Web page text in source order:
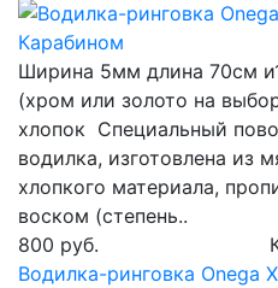
Ширина 5мм длина 70см
(хром или золото на
хлопок Специальный
водилка, изготовлена из
хлопкого материала,
воском (степень..
800 руб.
Водилка-ринговка Onega